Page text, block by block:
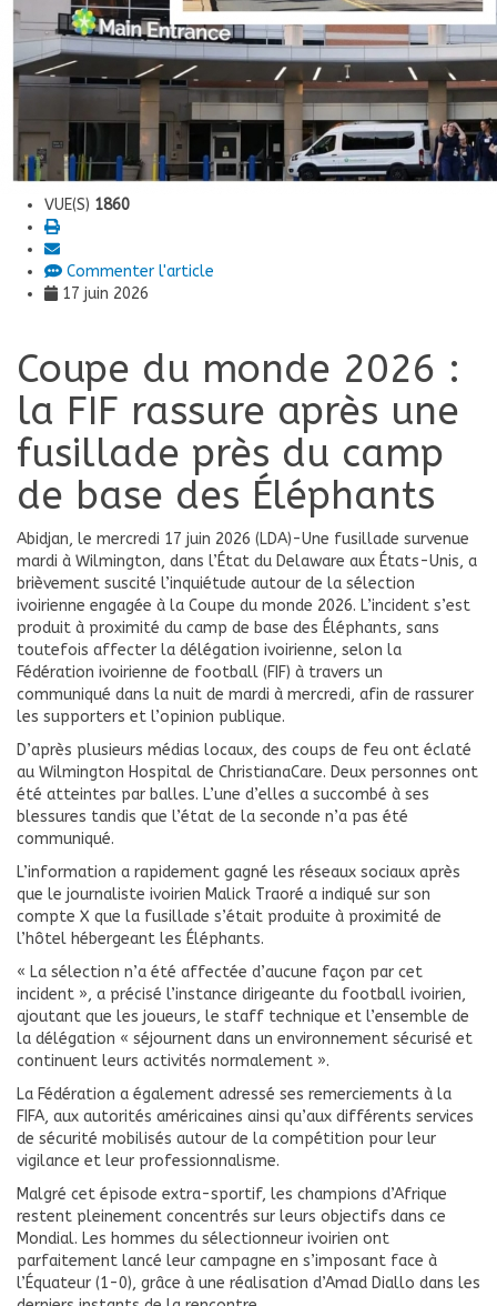
VUE(S) 1860
Commenter l'article
17 juin 2026
Coupe du monde 2026 :
la FIF rassure après une
fusillade près du camp
de base des Éléphants
Abidjan, le mercredi 17 juin 2026 (LDA)-Une fusillade survenue
mardi à Wilmington, dans l’État du Delaware aux États-Unis, a
brièvement suscité l’inquiétude autour de la sélection
ivoirienne engagée à la Coupe du monde 2026. L’incident s’est
produit à proximité du camp de base des Éléphants, sans
toutefois affecter la délégation ivoirienne, selon la
Fédération ivoirienne de football (FIF) à travers un
communiqué dans la nuit de mardi à mercredi, afin de rassurer
les supporters et l’opinion publique.
D’après plusieurs médias locaux, des coups de feu ont éclaté
au Wilmington Hospital de ChristianaCare. Deux personnes ont
été atteintes par balles. L’une d’elles a succombé à ses
blessures tandis que l’état de la seconde n’a pas été
communiqué.
L’information a rapidement gagné les réseaux sociaux après
que le journaliste ivoirien Malick Traoré a indiqué sur son
compte X que la fusillade s’était produite à proximité de
l’hôtel hébergeant les Éléphants.
« La sélection n’a été affectée d’aucune façon par cet
incident », a précisé l’instance dirigeante du football ivoirien,
ajoutant que les joueurs, le staff technique et l’ensemble de
la délégation « séjournent dans un environnement sécurisé et
continuent leurs activités normalement ».
La Fédération a également adressé ses remerciements à la
FIFA, aux autorités américaines ainsi qu’aux différents services
de sécurité mobilisés autour de la compétition pour leur
vigilance et leur professionnalisme.
Malgré cet épisode extra-sportif, les champions d’Afrique
restent pleinement concentrés sur leurs objectifs dans ce
Mondial. Les hommes du sélectionneur ivoirien ont
parfaitement lancé leur campagne en s’imposant face à
l’Équateur (1-0), grâce à une réalisation d’Amad Diallo dans les